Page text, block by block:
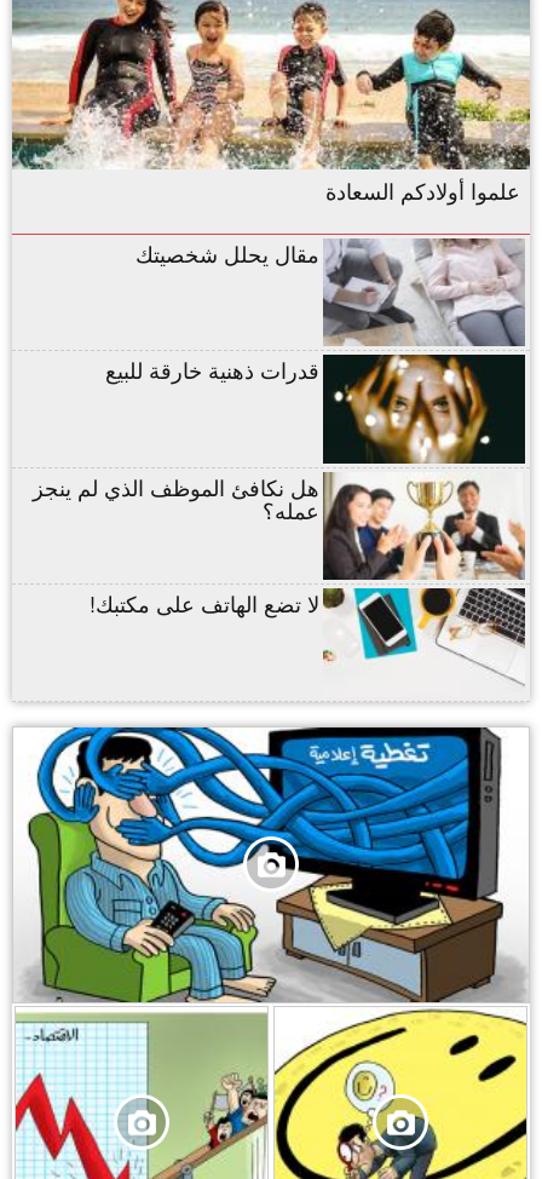
علموا أولادكم السعادة
مقال يحلل شخصيتك
قدرات ذهنية خارقة للبيع
هل نكافئ الموظف الذي لم ينجز
عمله؟
لا تضع الهاتف على مكتبك!
,
,